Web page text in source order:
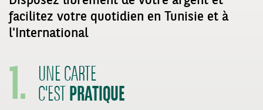
facilitez votre quotidien en Tunisie et à
l'International
1. UNE CARTE
C'ESTPRATIQUE